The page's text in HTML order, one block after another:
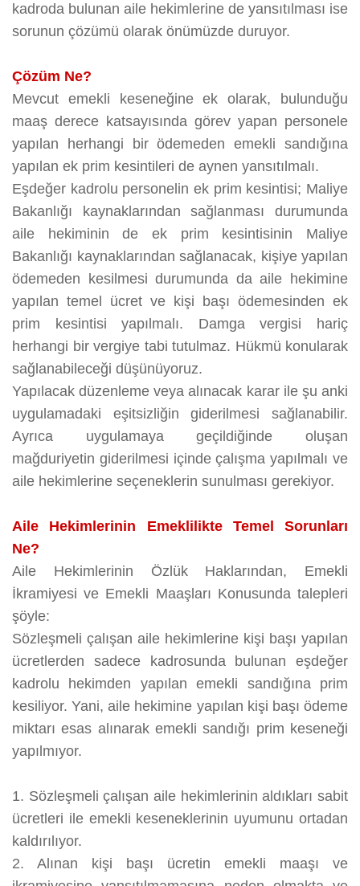
kadroda bulunan aile hekimlerine de yansıtılması ise
sorunun çözümü olarak önümüzde duruyor.
Çözüm Ne?
Mevcut emekli keseneğine ek olarak, bulunduğu
maaş derece katsayısında görev yapan personele
yapılan herhangi bir ödemeden emekli sandığına
yapılan ek prim kesintileri de aynen yansıtılmalı.
Eşdeğer kadrolu personelin ek prim kesintisi; Maliye
Bakanlığı kaynaklarından sağlanması durumunda
aile hekiminin de ek prim kesintisinin Maliye
Bakanlığı kaynaklarından sağlanacak, kişiye yapılan
ödemeden kesilmesi durumunda da aile hekimine
yapılan temel ücret ve kişi başı ödemesinden ek
prim kesintisi yapılmalı. Damga vergisi hariç
herhangi bir vergiye tabi tutulmaz. Hükmü konularak
sağlanabileceği düşünüyoruz.
Yapılacak düzenleme veya alınacak karar ile şu anki
uygulamadaki eşitsizliğin giderilmesi sağlanabilir.
Ayrıca uygulamaya geçildiğinde oluşan
mağduriyetin giderilmesi içinde çalışma yapılmalı ve
aile hekimlerine seçeneklerin sunulması gerekiyor.
Aile Hekimlerinin Emeklilikte Temel Sorunları
Ne?
Aile Hekimlerinin Özlük Haklarından, Emekli
İkramiyesi ve Emekli Maaşları Konusunda talepleri
şöyle:
Sözleşmeli çalışan aile hekimlerine kişi başı yapılan
ücretlerden sadece kadrosunda bulunan eşdeğer
kadrolu hekimden yapılan emekli sandığına prim
kesiliyor. Yani, aile hekimine yapılan kişi başı ödeme
miktarı esas alınarak emekli sandığı prim keseneği
yapılmıyor.
1. Sözleşmeli çalışan aile hekimlerinin aldıkları sabit
ücretleri ile emekli keseneklerinin uyumunu ortadan
kaldırılıyor.
2. Alınan kişi başı ücretin emekli maaşı ve